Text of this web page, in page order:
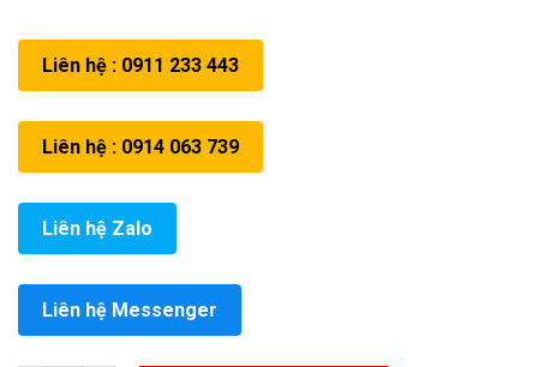
Liên hệ : 0911 233 443
Liên hệ : 0914 063 739
Liên hệ Zalo
Liên hệ Messenger